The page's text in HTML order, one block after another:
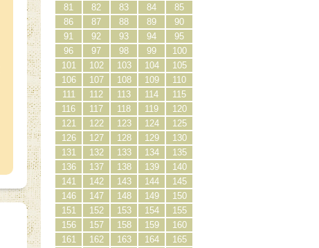
81
82 83 84
85
86
87 88 89
90
91
92 93 94
95
96
97 98 99
100
101
102 103 104
105
106
107 108 109
110
111
112 113 114
115
116
117 118 119
120
121
122 123 124
125
126
127 128 129
130
131
132 133 134
135
136
137 138 139
140
141
142 143 144
145
146
147 148 149
150
151
152 153 154
155
156
157 158 159
160
161
162 163 164
165